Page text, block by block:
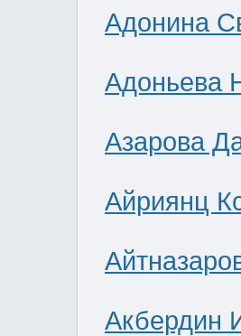
Адонина
Адоньева
Азарова
Айриянц
Акбердин